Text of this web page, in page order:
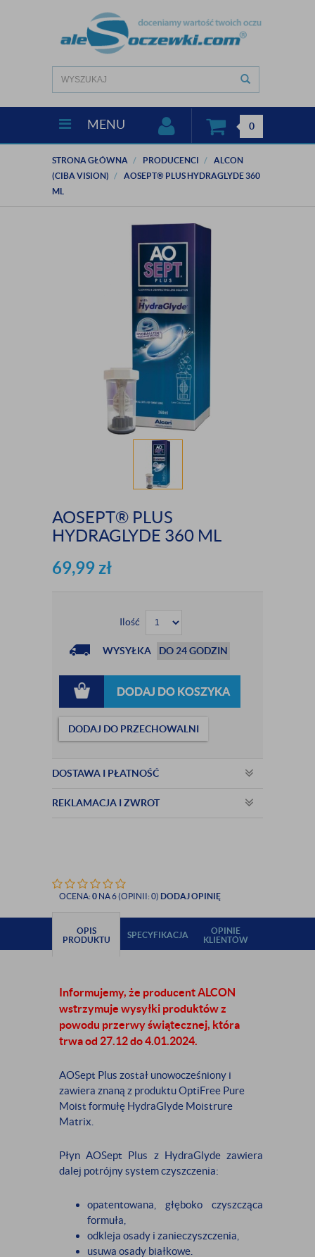
MENU 0
STRONA GŁÓWNA PRODUCENCI
ALCON
(CIBA VISION)
AOSEPT® PLUS HYDRAGLYDE 360
ML
AOSEPT® PLUS
HYDRAGLYDE 360 ML
69,99 zł
Ilość
WYSYŁKA DO 24 GODZIN
DODAJ DO KOSZYKA
DODAJ DO PRZECHOWALNI
DOSTAWA I PŁATNOŚĆ
REKLAMACJA I ZWROT
OCENA: 0 NA 6 (OPINII: 0) DODAJ OPINIĘ
OPIS
PRODUKTU
SPECYFIKACJA
OPINIE
KLIENTÓW
Informujemy, że producent ALCON
wstrzymuje wysyłki produktów z
powodu przerwy świątecznej, która
trwa od 27.12 do 4.01.2024.
AOSept Plus został unowocześniony i
zawiera znaną z produktu OptiFree Pure
Moist formułę HydraGlyde Moistrure
Matrix.
Płyn AOSept Plus z HydraGlyde zawiera
dalej potrójny system czyszczenia:
opatentowana, głęboko czyszcząca
formuła,
odkleja osady i zanieczyszczenia,
usuwa osady białkowe.